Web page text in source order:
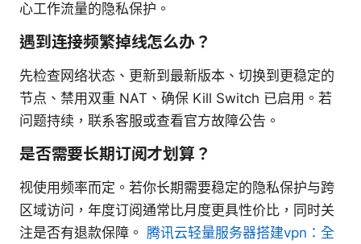
心工作流量的隐私保护。
遇到连接频繁掉线怎么办？
先检查网络状态、更新到最新版本、切换到更稳定的
节点、禁用双重 NAT、确保 Kill Switch 已启用。若
问题持续，联系客服或查看官方故障公告。
是否需要长期订阅才划算？
视使用频率而定。若你长期需要稳定的隐私保护与跨
区域访问，年度订阅通常比月度更具性价比，同时关
注是否有退款保障。 腾讯云轻量服务器搭建vpn：全